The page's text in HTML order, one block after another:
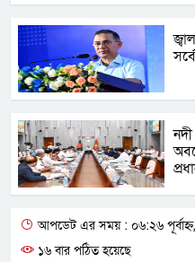
আপডেট এর সময় : ০৬:২৬ পূর্বাহ্ন,
১৬ বার পঠিত হয়েছে